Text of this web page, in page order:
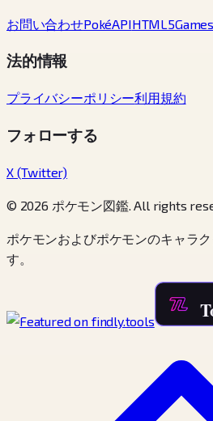
お問い合わせPokéAPIHTML5Games
法的情報
プライバシーポリシー利用規約
フォローする
X (Twitter)
© 2026 ポケモン図鑑. All rights
ポケモンおよびポケモンのキャラ
す。